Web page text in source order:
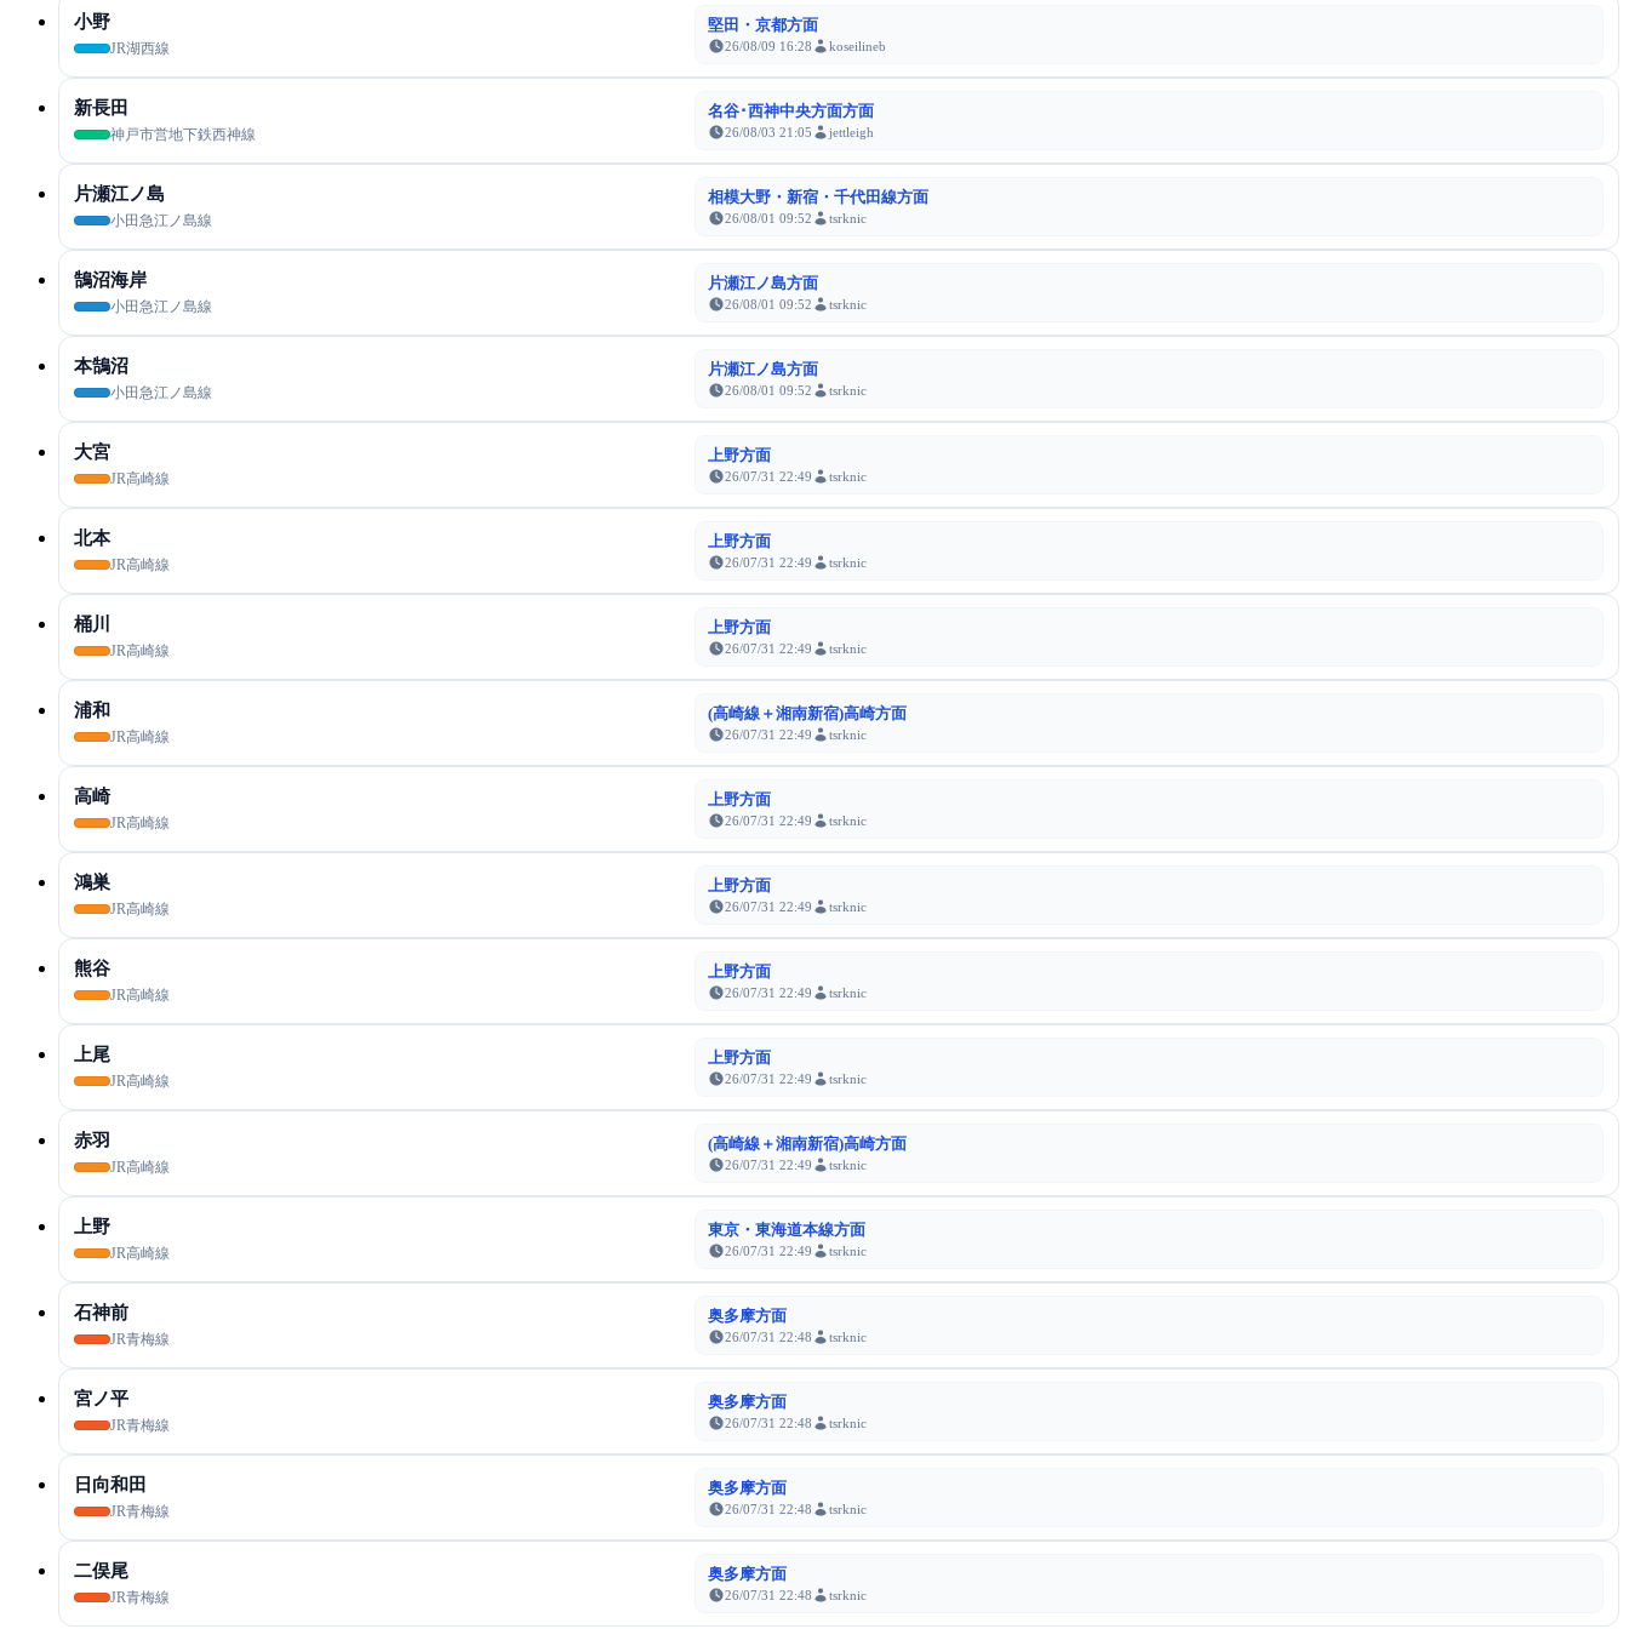
小野
JR湖西線
堅田・京都方面
26/08/09 16:28 koseilineb
新長田
神戸市営地下鉄西神線
名谷･西神中央方面方面
26/08/03 21:05 jettleigh
片瀬江ノ島
小田急江ノ島線
相模大野・新宿・千代田線方面
26/08/01 09:52 tsrknic
鵠沼海岸
小田急江ノ島線
片瀬江ノ島方面
26/08/01 09:52 tsrknic
本鵠沼
小田急江ノ島線
片瀬江ノ島方面
26/08/01 09:52 tsrknic
大宮
JR高崎線
上野方面
26/07/31 22:49 tsrknic
北本
JR高崎線
上野方面
26/07/31 22:49 tsrknic
桶川
JR高崎線
上野方面
26/07/31 22:49 tsrknic
浦和
JR高崎線
(高崎線＋湘南新宿)高崎方面
26/07/31 22:49 tsrknic
高崎
JR高崎線
上野方面
26/07/31 22:49 tsrknic
鴻巣
JR高崎線
上野方面
26/07/31 22:49 tsrknic
熊谷
JR高崎線
上野方面
26/07/31 22:49 tsrknic
上尾
JR高崎線
上野方面
26/07/31 22:49 tsrknic
赤羽
JR高崎線
(高崎線＋湘南新宿)高崎方面
26/07/31 22:49 tsrknic
上野
JR高崎線
東京・東海道本線方面
26/07/31 22:49 tsrknic
石神前
JR青梅線
奥多摩方面
26/07/31 22:48 tsrknic
宮ノ平
JR青梅線
奥多摩方面
26/07/31 22:48 tsrknic
日向和田
JR青梅線
奥多摩方面
26/07/31 22:48 tsrknic
二俣尾
JR青梅線
奥多摩方面
26/07/31 22:48 tsrknic